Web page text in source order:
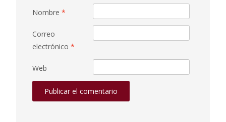
Nombre *
Correo
electrónico *
Web